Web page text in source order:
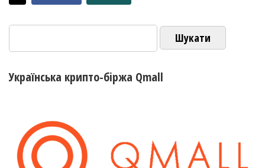
Українська крипто-біржа Qmall